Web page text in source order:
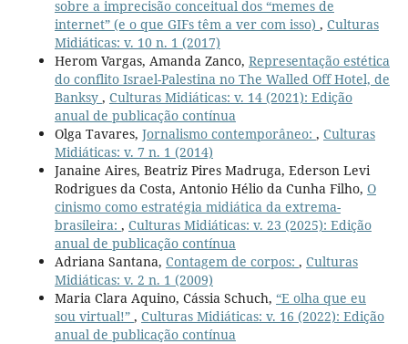
sobre a imprecisão conceitual dos “memes de
internet” (e o que GIFs têm a ver com isso) , Culturas
Midiáticas: v. 10 n. 1 (2017)
Herom Vargas, Amanda Zanco, Representação estética
do conflito Israel-Palestina no The Walled Off Hotel, de
Banksy , Culturas Midiáticas: v. 14 (2021): Edição
anual de publicação contínua
Olga Tavares, Jornalismo contemporâneo: , Culturas
Midiáticas: v. 7 n. 1 (2014)
Janaine Aires, Beatriz Pires Madruga, Ederson Levi
Rodrigues da Costa, Antonio Hélio da Cunha Filho, O
cinismo como estratégia midiática da extrema-
brasileira: , Culturas Midiáticas: v. 23 (2025): Edição
anual de publicação contínua
Adriana Santana, Contagem de corpos: , Culturas
Midiáticas: v. 2 n. 1 (2009)
Maria Clara Aquino, Cássia Schuch, “E olha que eu
sou virtual!” , Culturas Midiáticas: v. 16 (2022): Edição
anual de publicação contínua